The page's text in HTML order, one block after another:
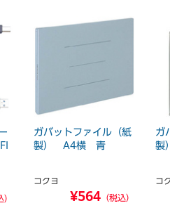
）
ガバットファイル（紙
製） A4横 青
コクヨ
¥564 （税込）
ガ
製
コ